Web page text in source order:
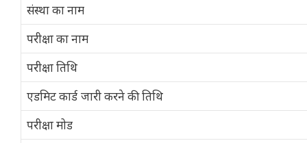
संस्था का नाम
परीक्षा का नाम
परीक्षा तिथि
एडमिट कार्ड जारी करने की तिथि
परीक्षा मोड